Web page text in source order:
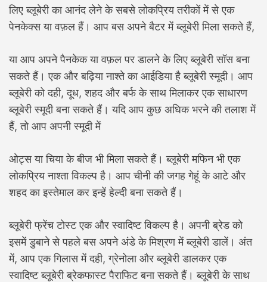
लिए ब्लूबेरी का आनंद लेने के सबसे लोकप्रिय तरीकों में से एक
पेनकेक्स या वफ़ल हैं। आप बस अपने बैटर में ब्लूबेरी मिला सकते हैं,
या आप अपने पैनकेक या वफ़ल पर डालने के लिए ब्लूबेरी सॉस बना
सकते हैं। एक और बढ़िया नाश्ते का आईडिया है ब्लूबेरी स्मूदी। आप
ब्लूबेरी को दही, दूध, शहद और बर्फ के साथ मिलाकर एक साधारण
ब्लूबेरी स्मूदी बना सकते हैं। यदि आप कुछ अधिक भरने की तलाश में
हैं, तो आप अपनी स्मूदी में
ओट्स या चिया के बीज भी मिला सकते हैं। ब्लूबेरी मफिन भी एक
लोकप्रिय नाश्ता विकल्प है। आप चीनी की जगह गेहूं के आटे और
शहद का इस्तेमाल कर इन्हें हेल्दी बना सकते हैं।
ब्लूबेरी फ्रेंच टोस्ट एक और स्वादिष्ट विकल्प है। अपनी ब्रेड को
इसमें डुबाने से पहले बस अपने अंडे के मिश्रण में ब्लूबेरी डालें। अंत
में, आप एक गिलास में दही, ग्रेनोला और ब्लूबेरी डालकर एक
स्वादिष्ट ब्लूबेरी ब्रेकफास्ट पैराफिट बना सकते हैं। ब्लूबेरी के साथ